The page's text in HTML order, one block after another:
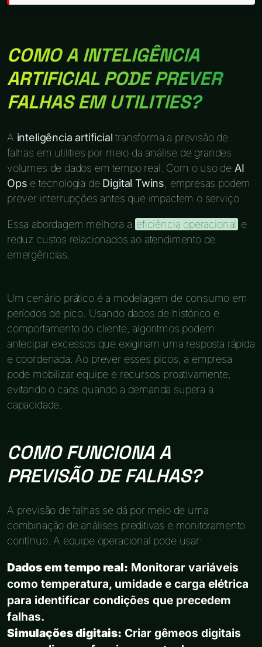
COMO A INTELIGÊNCIA
ARTIFICIAL PODE PREVER
FALHAS EM UTILITIES?
A inteligência artificial transforma a previsão de
falhas em utilities por meio da análise de grandes
volumes de dados em tempo real. Com o uso de AI
Ops e tecnologia de Digital Twins , empresas podem
prever interrupções antes que impactem o serviço.
Essa abordagem melhora a eficiência operacional e
reduz custos relacionados ao atendimento de
emergências.
Um cenário prático é a modelagem de consumo em
períodos de pico. Usando dados de histórico e
comportamento do cliente, algoritmos podem
antecipar excessos que exigiriam uma resposta rápida
e coordenada. Ao prever esses picos, a empresa
pode mobilizar equipe e recursos proativamente,
evitando o caos quando a demanda supera a
capacidade.
COMO FUNCIONA A
PREVISÃO DE FALHAS?
A previsão de falhas se dá por meio de uma
combinação de análises preditivas e monitoramento
contínuo. A equipe operacional pode usar:
Dados em tempo real: Monitorar variáveis
como temperatura, umidade e carga elétrica
para identificar condições que precedem
falhas.
Simulações digitais: Criar gêmeos digitais